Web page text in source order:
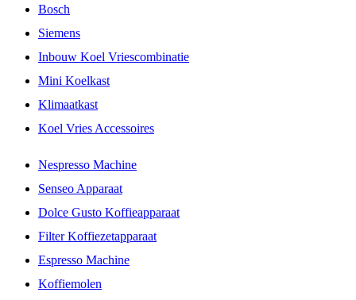
Bosch
Siemens
Inbouw Koel Vriescombinatie
Mini Koelkast
Klimaatkast
Koel Vries Accessoires
Nespresso Machine
Senseo Apparaat
Dolce Gusto Koffieapparaat
Filter Koffiezetapparaat
Espresso Machine
Koffiemolen